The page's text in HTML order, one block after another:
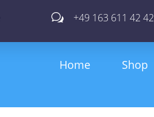
w +49 163 611 42 42
Home Shop